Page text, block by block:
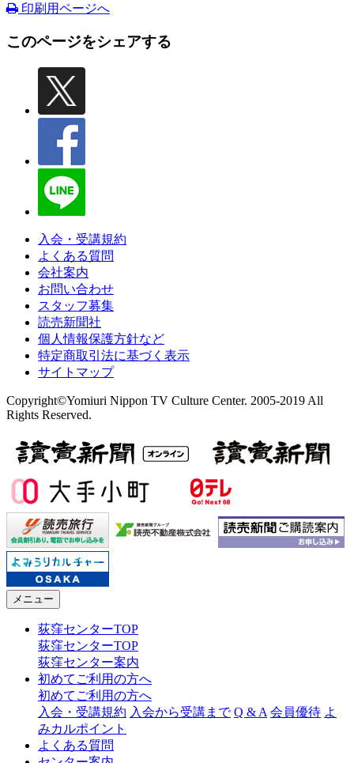
印刷用ページへ
このページをシェアする
入会・受講規約
よくある質問
会社案内
お問い合わせ
スタッフ募集
読売新聞社
個人情報保護方針など
特定商取引法に基づく表示
サイトマップ
Copyright©Yomiuri Nippon TV Culture Center. 2005-2019 All
Rights Reserved.
メニュー
荻窪センターTOP
荻窪センターTOP
荻窪センター案内
初めてご利用の方へ
初めてご利用の方へ
入会・受講規約 入会から受講まで Q & A 会員優待 よ
みカルポイント
よくある質問